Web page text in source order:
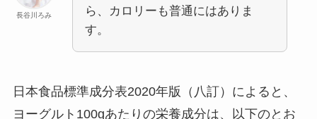
長谷川ろみ
ら、カロリーも普通にはありま
す。
日本食品標準成分表2020年版（八訂）によると、
ヨーグルト100gあたりの栄養成分は、以下のとお